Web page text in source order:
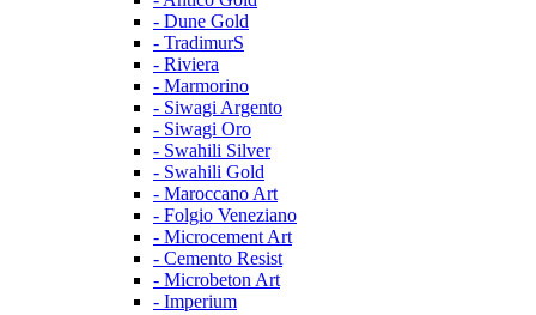
- Dune Gold
- TradimurS
- Riviera
- Marmorino
- Siwagi Argento
- Siwagi Oro
- Swahili Silver
- Swahili Gold
- Maroccano Art
- Folgio Veneziano
- Microcement Art
- Cemento Resist
- Microbeton Art
- Imperium